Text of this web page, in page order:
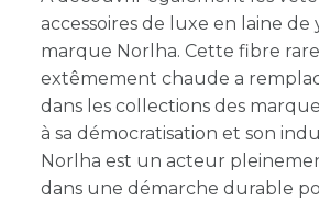
accessoires de luxe en laine de
marque Norlha. Cette fibre
extêmement chaude a
dans les collections des
à sa démocratisation et son
Norlha est un acteur
dans une démarche durable